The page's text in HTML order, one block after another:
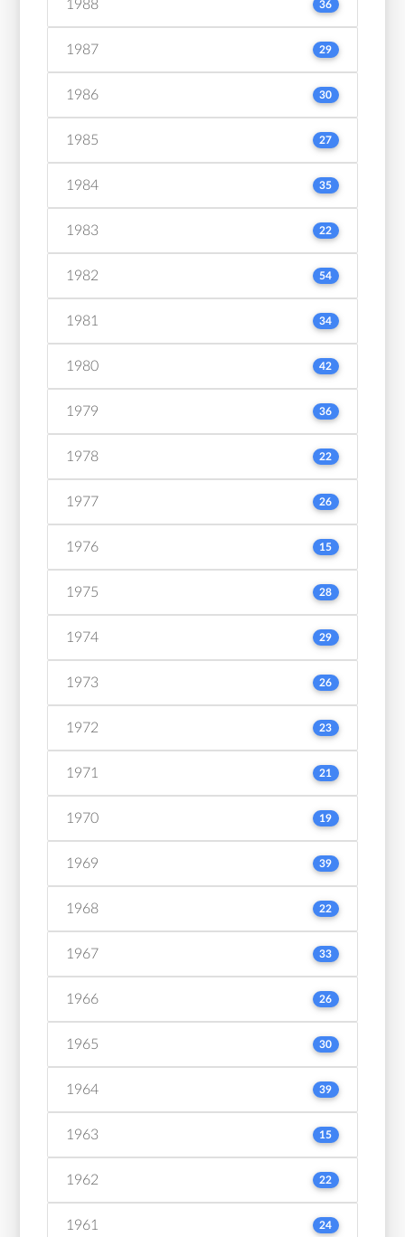
1988 36
1987 29
1986 30
1985 27
1984 35
1983 22
1982 54
1981 34
1980 42
1979 36
1978 22
1977 26
1976 15
1975 28
1974 29
1973 26
1972 23
1971 21
1970 19
1969 39
1968 22
1967 33
1966 26
1965 30
1964 39
1963 15
1962 22
1961 24